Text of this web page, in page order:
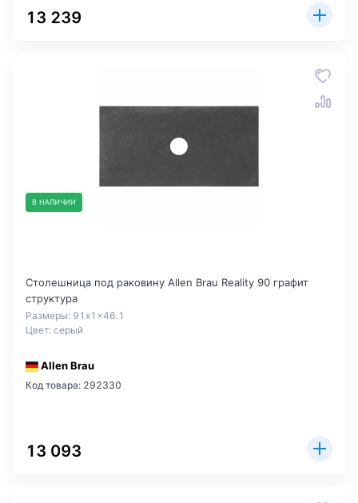
13 239
В НАЛИЧИИ
Столешница под раковину Allen Brau Reality 90 графит
структура
Размеры: 91x1x46.1
Цвет: серый
Allen Brau
Код товара: 292330
13 093